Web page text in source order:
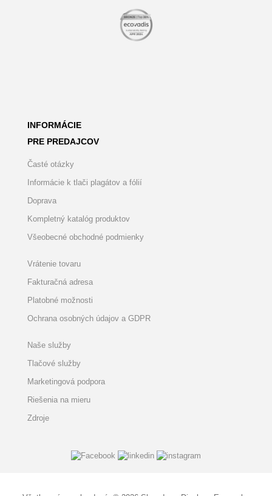
INFORMÁCIE
PRE PREDAJCOV
Časté otázky
Informácie k tlači plagátov a fólií
Doprava
Kompletný katalóg produktov
Všeobecné obchodné podmienky
Vrátenie tovaru
Fakturačná adresa
Platobné možnosti
Ochrana osobných údajov a GDPR
Naše služby
Tlačové služby
Marketingová podpora
Riešenia na mieru
Zdroje